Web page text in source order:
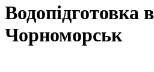
Чорноморськ